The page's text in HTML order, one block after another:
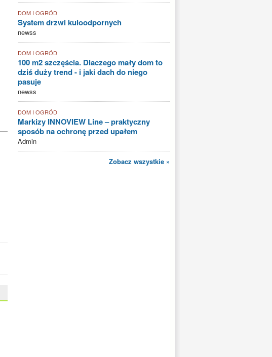
DOM I OGRÓD
System drzwi kuloodpornych
newss
DOM I OGRÓD
100 m2 szczęścia. Dlaczego mały dom to
dziś duży trend - i jaki dach do niego
pasuje
newss
DOM I OGRÓD
Markizy INNOVIEW Line – praktyczny
sposób na ochronę przed upałem
Admin
Zobacz wszystkie »